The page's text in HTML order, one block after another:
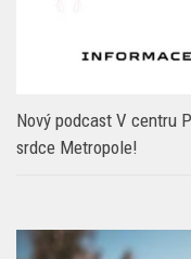
Nový podcast V centru
srdce Metropole!